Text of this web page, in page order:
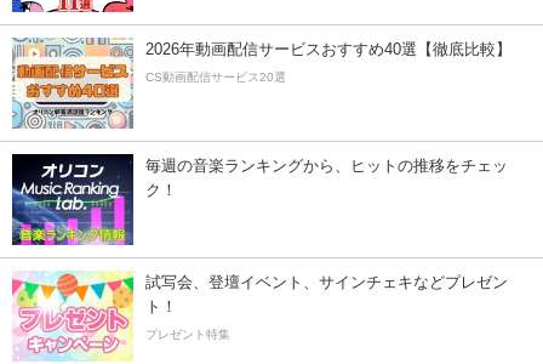
2026年動画配信サービスおすすめ40選【徹底比較】
CS動画配信サービス20選
毎週の音楽ランキングから、ヒットの推移をチェッ
ク！
試写会、登壇イベント、サインチェキなどプレゼン
ト！
プレゼント特集